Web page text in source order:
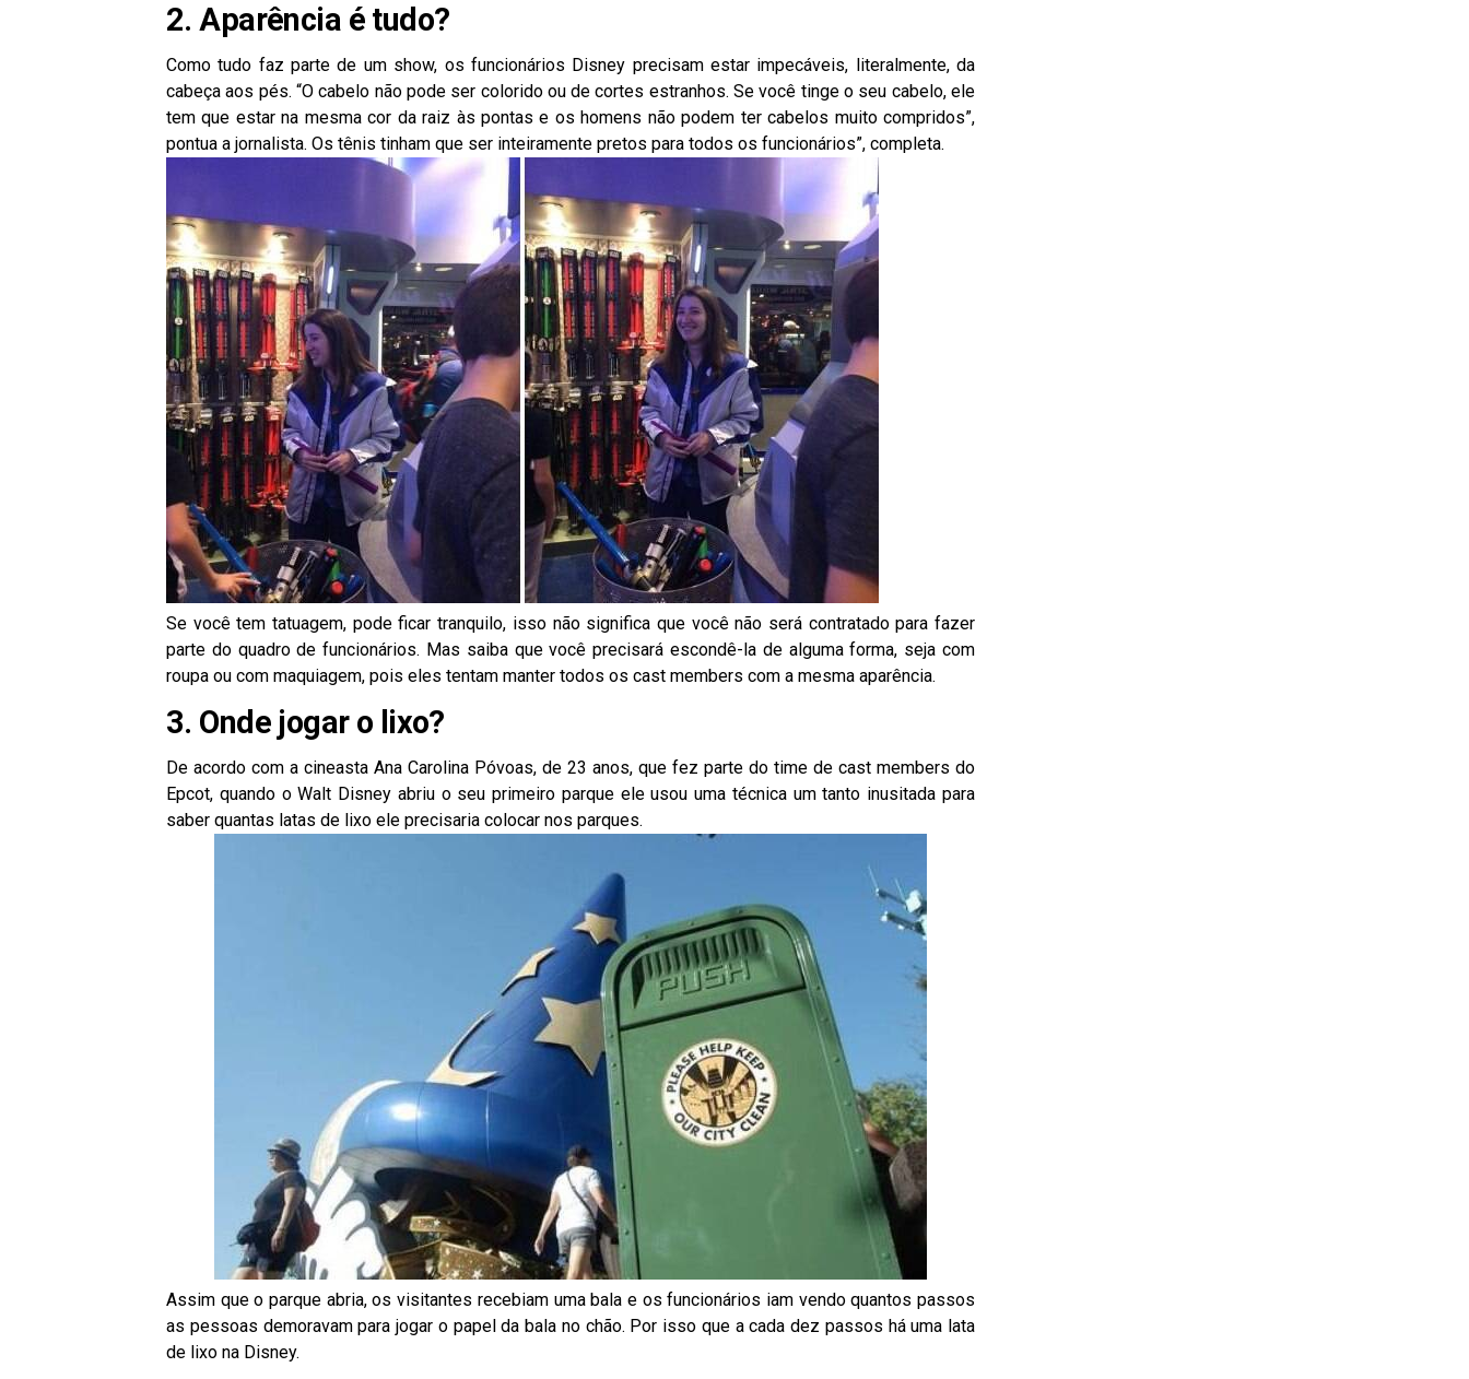
2. Aparência é tudo?
Como tudo faz parte de um show, os funcionários Disney precisam estar impecáveis, literalmente, da
cabeça aos pés. “O cabelo não pode ser colorido ou de cortes estranhos. Se você tinge o seu cabelo, ele
tem que estar na mesma cor da raiz às pontas e os homens não podem ter cabelos muito compridos”,
pontua a jornalista. Os tênis tinham que ser inteiramente pretos para todos os funcionários”, completa.
Se você tem tatuagem, pode ficar tranquilo, isso não significa que você não será contratado para fazer
parte do quadro de funcionários. Mas saiba que você precisará escondê-la de alguma forma, seja com
roupa ou com maquiagem, pois eles tentam manter todos os cast members com a mesma aparência.
3. Onde jogar o lixo?
De acordo com a cineasta Ana Carolina Póvoas, de 23 anos, que fez parte do time de cast members do
Epcot, quando o Walt Disney abriu o seu primeiro parque ele usou uma técnica um tanto inusitada para
saber quantas latas de lixo ele precisaria colocar nos parques.
Assim que o parque abria, os visitantes recebiam uma bala e os funcionários iam vendo quantos passos
as pessoas demoravam para jogar o papel da bala no chão. Por isso que a cada dez passos há uma lata
de lixo na Disney.